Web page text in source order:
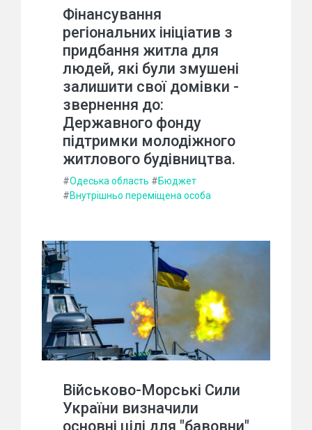
Фінансування
регіональних ініціатив з
придбання житла для
людей, які були змушені
залишити свої домівки -
звернення до:
Державного фонду
підтримки молодіжного
житлового будівництва.
#Одеська область #Бюджет
#Внутрішньо переміщена особа
Військово-Морські Сили
України визначили
основні цілі для "бавовни"